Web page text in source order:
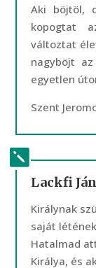
Aki böjtöl,
kopogtat
változtat
nagyböjt
egyetlen
Szent
Lackfi
Királynak
saját
Hatalmad
Királya, és